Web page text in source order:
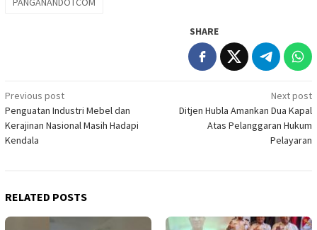
SHARE
Post
navigation
Previous post
Penguatan Industri Mebel dan
Kerajinan Nasional Masih Hadapi
Kendala
Next post
Ditjen Hubla Amankan Dua Kapal
Atas Pelanggaran Hukum
Pelayaran
RELATED POSTS